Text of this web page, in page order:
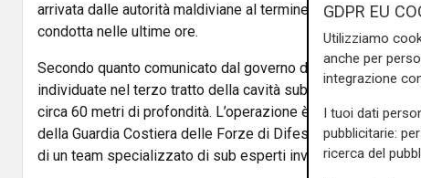
arrivata dalle autorità maldiviane al termine di una
condotta nelle ultime ore.
Secondo quanto comunicato dal governo delle Maldive, le
individuate nel terzo tratto della cavità subacquea del sito
circa 60 metri di profondità. L’operazione è stata portata
della Guardia Costiera delle Forze di Difesa maldiviane
di un team specializzato di sub esperti inviato dall’Italia.
GDPR EU
Utilizziamo
anche per
integrazione
I tuoi dati
pubblicitarie:
ricerca del